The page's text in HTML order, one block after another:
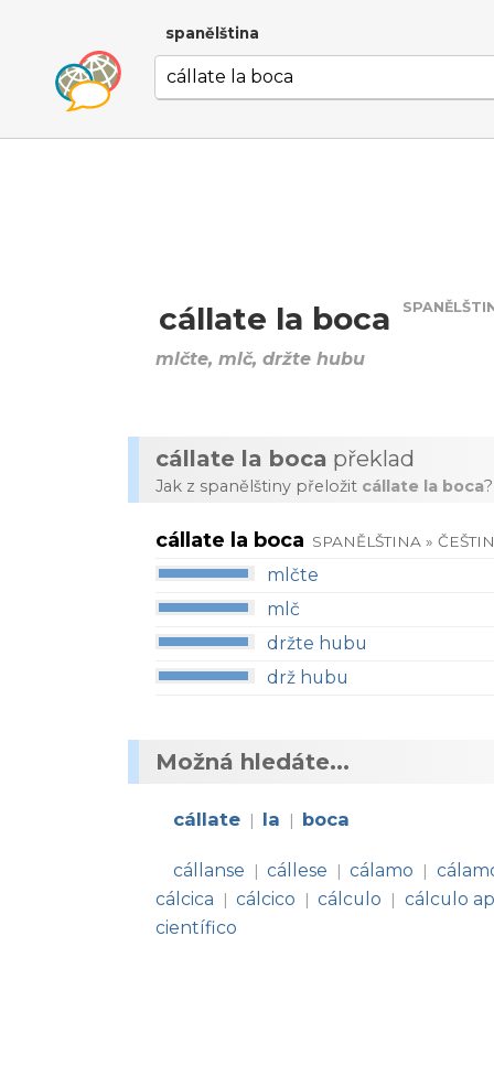
spanělština
cállate la boca
mlčte, mlč, držte hubu
cállate la boca překlad
Jak z spanělštiny přeložit cállate la boca?
cállate la boca SPANĚLŠTINA »
mlčte
mlč
držte hubu
drž hubu
Možná hledáte...
cállate | la | boca
cállanse | cállese | cálamo |
cálcica
| cálcico | cálculo | cálculo
científico